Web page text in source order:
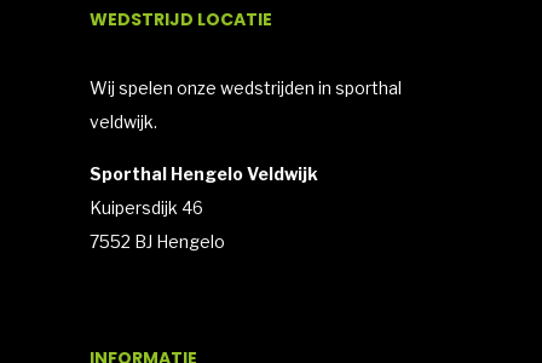
WEDSTRIJD LOCATIE
Wij spelen onze wedstrijden in sporthal
veldwijk.
Sporthal Hengelo Veldwijk
Kuipersdijk 46
7552 BJ Hengelo
INFORMATIE